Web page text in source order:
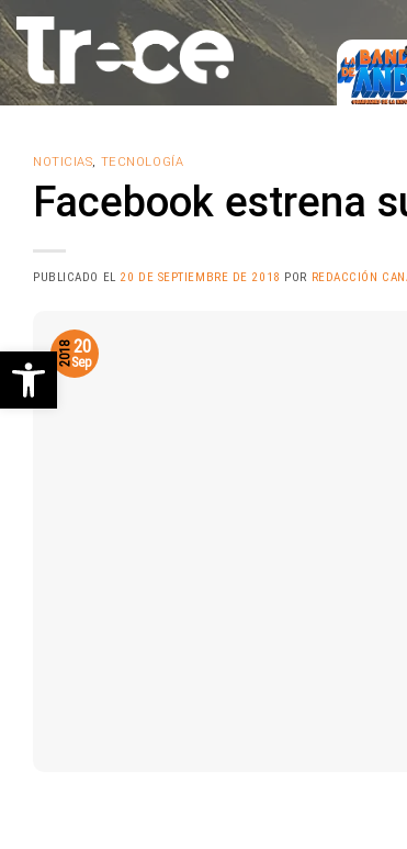
Saltar
al
contenido
NOTICIAS, TECNOLOGÍA
Facebook estrena
PUBLICADO EL 20 DE SEPTIEMBRE DE 2018 POR REDACCIÓN
20
Sep
2018
Abrir barra de herramientas